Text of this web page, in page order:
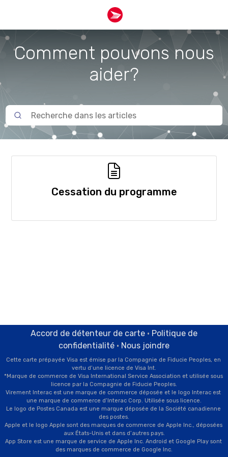
Comment pouvons nous
aider?
Cessation du programme
Accord de détenteur de carte
Politique de
confidentialité
Nous joindre
Cette carte prépayée Visa est émise par la Compagnie de Fiducie Peoples, en
vertu d’une licence de Visa Int.
*Marque de commerce de Visa International Service Association et utilisée sous
licence par la Compagnie de Fiducie Peoples.
​Virement Interac est une marque de commerce déposée et le logo Interac est
une marque de commerce d’Interac Corp. Utilisée sous licence.
Le logo de Postes Canada est une marque déposée de la Société canadienne
des postes.
Apple et le logo Apple sont des marques de commerce de Apple Inc., déposées
aux États-Unis et dans d’autres pays.
App Store est une marque de service de Apple Inc. Android et Google Play sont
des marques de commerce de Google Inc.